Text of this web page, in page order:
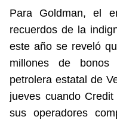
Para Goldman, el
recuerdos de la
este año se reveló
millones de
petrolera estatal de
jueves cuando
sus operadores